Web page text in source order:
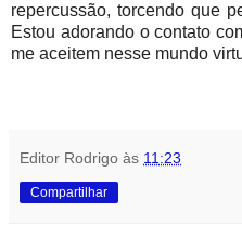
repercussão, torcendo que
Estou adorando o contato
me aceitem nesse mundo
Editor Rodrigo às 11:23
Compartilhar